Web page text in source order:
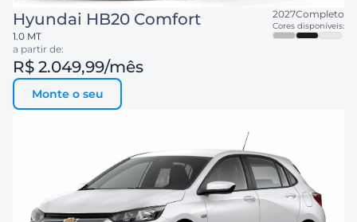
Hyundai HB20 Comfort
1.0 MT
2027Completo
Cores disponíveis:
a partir de:
R$ 2.049,99/mês
Monte o seu